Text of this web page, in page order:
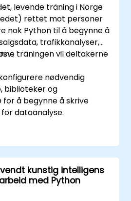
levende träning i Norge
rettet mot personer
nok Python til å begynne å
trafikkanalyser,
träningen vil deltakerne
nødvendig
biblioteker og
for å begynne å skrive
dataanalyse.
å forbedre deres
analyse.
som presenterer
i rett format, fra rene tall til
kunstig intelligens
med Python